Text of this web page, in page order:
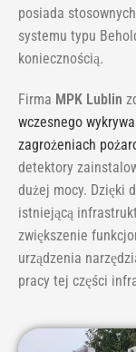
posiada
systemu typu
koniecznością.
Firma MPK Lublin
wczesnego
zagrożeniach
detektory
dużej mocy. Dzięki
istniejącą
zwiększenie
urządzenia
pracy tej części